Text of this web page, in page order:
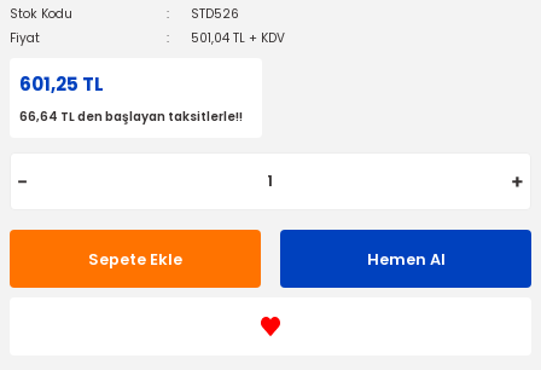
Stok Kodu
STD526
Fiyat
501,04 TL + KDV
601,25 TL
66,64 TL den başlayan taksitlerle!!
Sepete Ekle Hemen Al